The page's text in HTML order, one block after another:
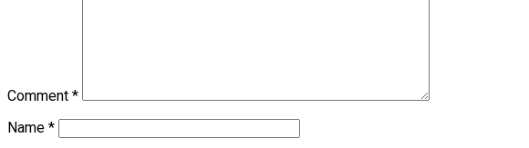
Comment *
Name *